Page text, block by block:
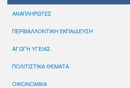
ΑΝΑΠΛΗΡΩΤΕΣ
ΠΕΡΙΒΑΛΛΟΝΤΙΚΗ ΕΚΠΑΙΔΕΥΣΗ
ΑΓΩΓΗ ΥΓΕΙΑΣ
ΠΟΛΙΤΙΣΤΙΚΑ ΘΕΜΑΤΑ
ΟΙΚΟΝΟΜΙΚΑ